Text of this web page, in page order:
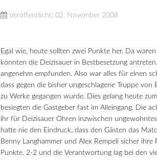
Veröffentlicht: 02. November 2008
Egal wie, heute sollten zwei Punkte her. Da
konnten die Deizisauer in Bestbesetzung
angenehm empfunden. Also war alles für einen
dass gegen die bisher ungeschlagene Truppe
zu Werke gegangen wurde. Dies gelang heute
besiegten die Gastgeber fast im Alleingang. Die
ihr für Deizisauer Ohren inzwischen
hatte nie den Eindruck, dass den Gästen das
Benny Langhammer und Alex Rempeli sicher
Punkte. 2-2 und die Verantwortung lag bei den